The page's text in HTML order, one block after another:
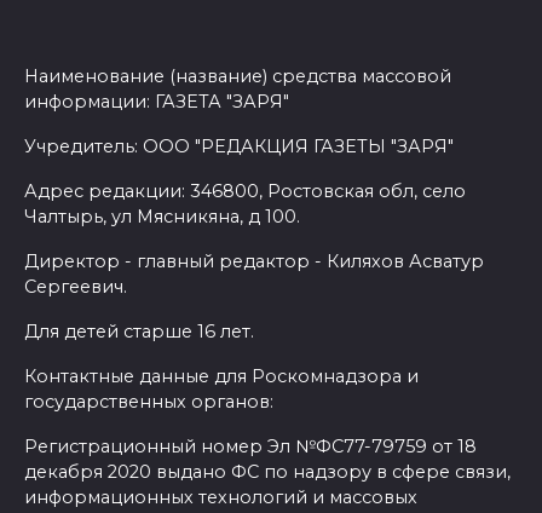
Наименование (название) средства массовой
информации: ГАЗЕТА "ЗАРЯ"
Учредитель: ООО "РЕДАКЦИЯ ГАЗЕТЫ "ЗАРЯ"
Адрес редакции: 346800, Ростовская обл, село
Чалтырь, ул Мясникяна, д 100.
Директор - главный редактор - Киляхов Асватур
Сергеевич.
Для детей старше 16 лет.
Контактные данные для Роскомнадзора и
государственных органов:
Регистрационный номер Эл №ФС77-79759 от 18
декабря 2020 выдано ФС по надзору в сфере связи,
информационных технологий и массовых